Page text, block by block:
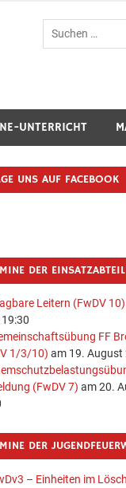
UNTERRICHT
UNS AUF FACEBOOK
DER
Leitern (FwDV 10)
FF
1/3/10) am 19. August
(FwDV 7) am 20.
DER
– Einheiten im